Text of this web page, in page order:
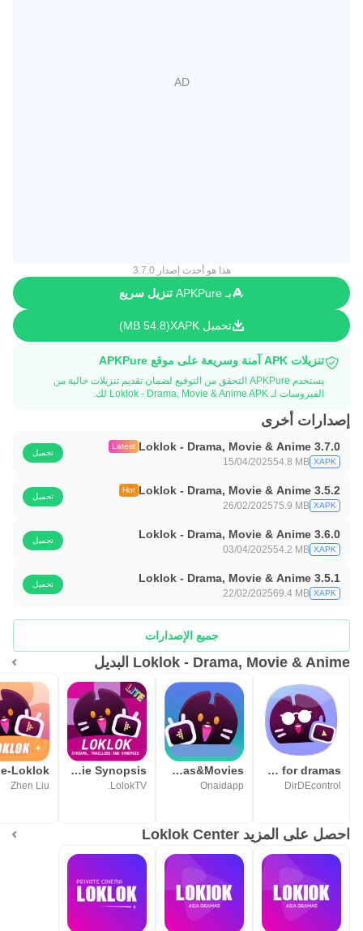
هذا هو أحدث إصدار 3.7.0
بـ APKPure تنزيل سريع
تحميل XAPK 54.8 MB
تنزيلات APK آمنة وسريعة على موقع APKPure
يستخدم APKPure التحقق من التوقيع لضمان تقديم تنزيلات خالية من
الفيروسات لـ Loklok - Drama, Movie & Anime APK لك.
إصدارات أخرى
Loklok - Drama, Movie & Anime 3.7.0
Latest
XAPK
54.8 MB
15/04/2025
تحميل
Loklok - Drama, Movie & Anime 3.5.2
Hot
XAPK
75.9 MB
26/02/2025
تحميل
Loklok - Drama, Movie & Anime 3.6.0
XAPK
54.2 MB
03/04/2025
تحميل
Loklok - Drama, Movie & Anime 3.5.1
XAPK
69.4 MB
22/02/2025
تحميل
جميع الإصدارات
Loklok - Drama, Movie & Anime البديل
Advice for dramas
DirDEcontrol
Loklok-Dramas&Movies
Onaidapp
Lok-lok for Movie Synopsis
LolokTV.
Zhen Liu
احصل على المزيد Loklok Center